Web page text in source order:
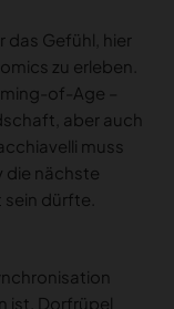
das Gefühl, hier
zu erleben.
of-Age –
aber auch
muss
die nächste
dürfte.
ist. Dorfrüpel